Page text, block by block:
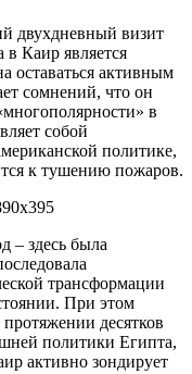
двухдневный визит
Каир является
оставаться активным
сомнений, что он
в
собой
политике,
к тушению пожаров.
– здесь была
трансформации
При этом
десятков
политики Египта,
активно зондирует